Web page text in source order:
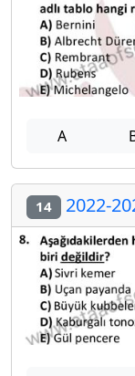
A
14 2022-